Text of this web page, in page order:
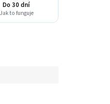
Do 30 dní
Jak to funguje